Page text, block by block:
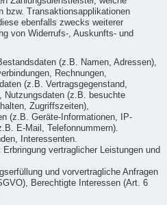
bzw. Transaktionsapplikationen
ebenfalls zwecks weiterer
von Widerrufs-, Auskunfts- und
(z.B. Namen, Adressen),
Rechnungen,
(z.B. Vertragsgegenstand,
Nutzungsdaten (z.B. besuchte
Zugriffszeiten),
(z.B. Geräte-Informationen, IP-
E-Mail, Telefonnummern).
Interessenten.
Erbringung vertraglicher Leistungen und
und vorvertragliche Anfragen
Berechtigte Interessen (Art. 6